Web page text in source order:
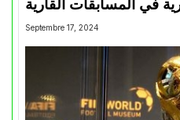
Septembre 17, 2024